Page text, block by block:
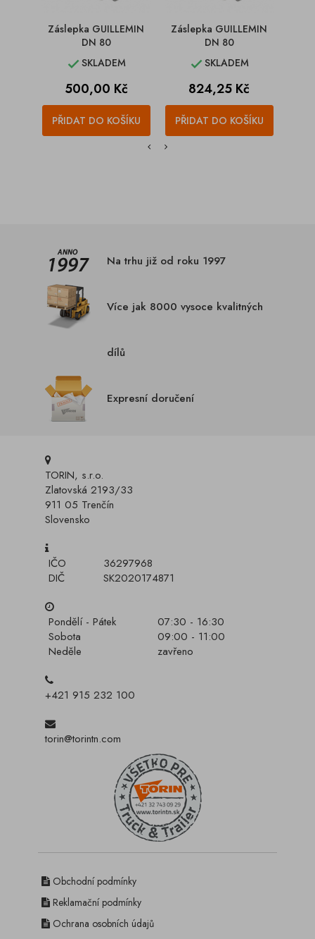
Záslepka GUILLEMIN
DN 80
SKLADEM
Cena
500,00 Kč
PŘIDAT DO KOŠÍKU
Záslepka GUILLEMIN
DN 80
SKLADEM
Cena
824,25 Kč
PŘIDAT DO KOŠÍKU
Na trhu již od roku 1997
Více jak 8000 vysoce kvalitných
dílů
Expresní doručení
TORIN, s.r.o.
Zlatovská 2193/33
911 05 Trenčín
Slovensko
IČO
36297968
DIČ
SK2020174871
Pondělí - Pátek
07:30 - 16:30
Sobota
09:00 - 11:00
Neděle
zavřeno
+421 915 232 100
torin@torintn.com
Obchodní podmínky
Reklamační podmínky
Ochrana osobních údajů